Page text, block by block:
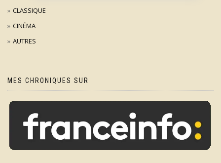
CLASSIQUE
CINÉMA
AUTRES
MES CHRONIQUES SUR